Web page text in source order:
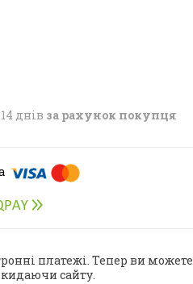
днів за рахунок покупця
платежі. Тепер ви можете
сайту.